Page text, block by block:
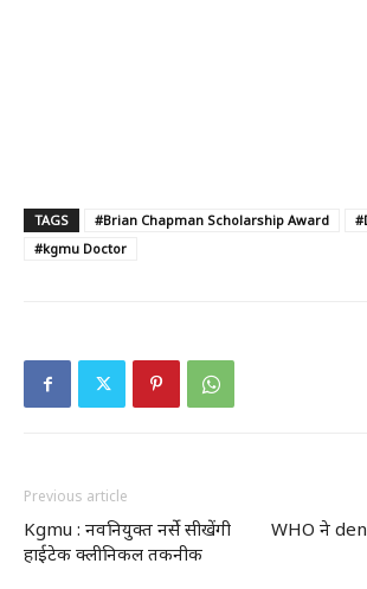
TAGS #Brian Chapman Scholarship Award
#kgmu Doctor
Previous article
Kgmu : नवनियुक्त नर्से सीखेंगी
हाईटेक क्लीनिकल तकनीक
WHO ने